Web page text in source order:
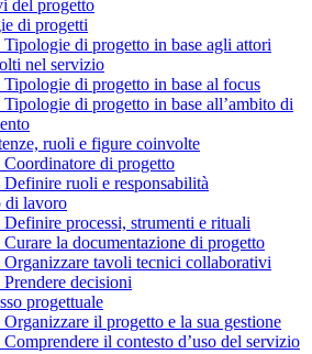
del progetto
di progetti
Tipologie di progetto in base agli attori
nel servizio
Tipologie di progetto in base al focus
Tipologie di progetto in base all’ambito di
ruoli e figure coinvolte
Coordinatore di progetto
Definire ruoli e responsabilità
di lavoro
Definire processi, strumenti e rituali
Curare la documentazione di progetto
Organizzare tavoli tecnici collaborativi
decisioni
progettuale
il progetto e la sua gestione
il contesto d’uso del servizio